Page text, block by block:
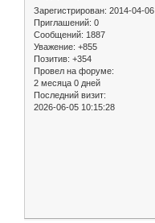
Зарегистрирован: 2014-04-06
Приглашений: 0
Сообщений: 1887
Уважение: +855
Позитив: +354
Провел на форуме:
2 месяца 0 дней
Последний визит:
2026-06-05 10:15:28